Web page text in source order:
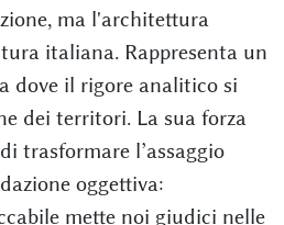
ma l'architettura
italiana. Rappresenta un
dove il rigore analitico si
dei territori. La sua forza
trasformare l’assaggio
oggettiva:
mette noi giudici nelle